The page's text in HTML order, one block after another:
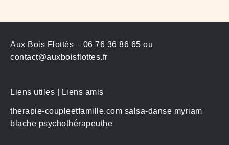
Aux Bois Flottés – 06 76 36 86 65 ou
contact@auxboisflottes.fr
Liens utiles | Liens amis
therapie-coupleetfamille.com salsa-danse myriam
blache psychothérapeuthe